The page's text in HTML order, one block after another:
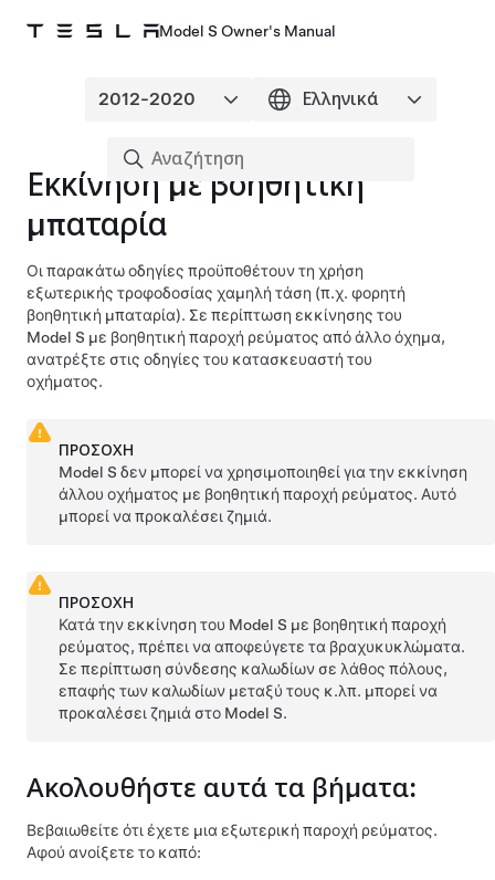
Model S Owner's Manual
Εκκίνηση με βοηθητική
μπαταρία
Οι παρακάτω οδηγίες προϋποθέτουν τη χρήση
εξωτερικής τροφοδοσίας χαμηλή τάση (π.χ. φορητή
βοηθητική μπαταρία). Σε περίπτωση εκκίνησης του
Model S με βοηθητική παροχή ρεύματος από άλλο όχημα,
ανατρέξτε στις οδηγίες του κατασκευαστή του
οχήματος.
ΠΡΟΣΟΧΗ
Model S δεν μπορεί να χρησιμοποιηθεί για την εκκίνηση
άλλου οχήματος με βοηθητική παροχή ρεύματος. Αυτό
μπορεί να προκαλέσει ζημιά.
ΠΡΟΣΟΧΗ
Κατά την εκκίνηση του Model S με βοηθητική παροχή
ρεύματος, πρέπει να αποφεύγετε τα βραχυκυκλώματα.
Σε περίπτωση σύνδεσης καλωδίων σε λάθος πόλους,
επαφής των καλωδίων μεταξύ τους κ.λπ. μπορεί να
προκαλέσει ζημιά στο Model S.
Ακολουθήστε αυτά τα βήματα:
Βεβαιωθείτε ότι έχετε μια εξωτερική παροχή ρεύματος.
Αφού ανοίξετε το καπό: